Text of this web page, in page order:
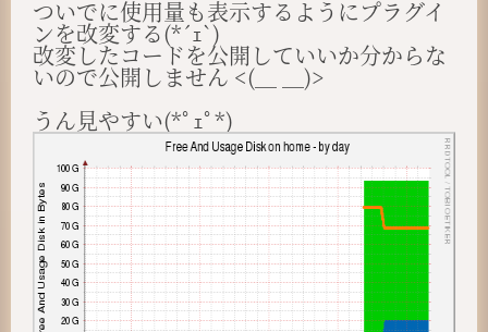
ついでに使用量も表示するようにプラグイ
ンを改変する(*´ｪ`)
改変したコードを公開していいか分からな
いので公開しません <(＿ ＿)>
うん見やすい(*ﾟｪﾟ*)